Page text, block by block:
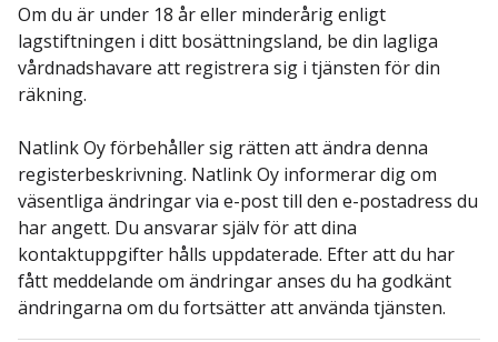
Om du är under 18 år eller minderårig enligt
lagstiftningen i ditt bosättningsland, be din lagliga
vårdnadshavare att registrera sig i tjänsten för din
räkning.
Natlink Oy förbehåller sig rätten att ändra denna
registerbeskrivning. Natlink Oy informerar dig om
väsentliga ändringar via e-post till den e-postadress du
har angett. Du ansvarar själv för att dina
kontaktuppgifter hålls uppdaterade. Efter att du har
fått meddelande om ändringar anses du ha godkänt
ändringarna om du fortsätter att använda tjänsten.